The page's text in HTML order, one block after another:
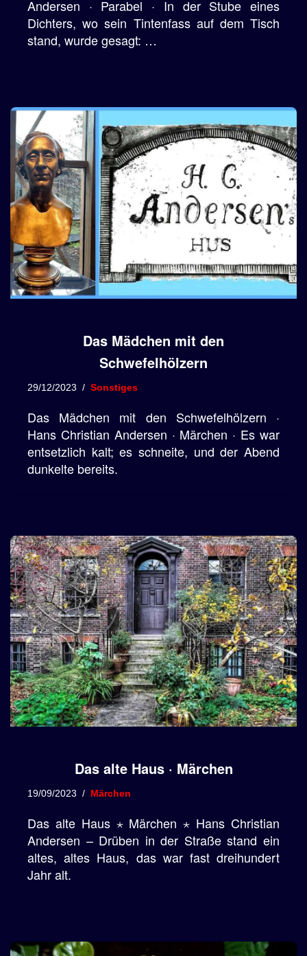
Andersen · Parabel · In der Stube eines
Dichters, wo sein Tintenfass auf dem Tisch
stand, wurde gesagt: …
Das Mädchen mit den
Schwefelhölzern
29/12/2023 Sonstiges
Das Mädchen mit den Schwefelhölzern ·
Hans Christian Andersen · Märchen · Es war
entsetzlich kalt; es schneite, und der Abend
dunkelte bereits.
Das alte Haus · Märchen
19/09/2023 Märchen
Das alte Haus ⋆ Märchen ⋆ Hans Christian
Andersen – Drüben in der Straße stand ein
altes, altes Haus, das war fast dreihundert
Jahr alt.